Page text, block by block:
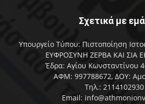
Σχετικά με
Υπουργείο Τύπου: Πιστοποίηση
ΕΥΦΡΟΣΥΝΗ ΖΕΡΒΑ ΚΑΙ ΣΙΑ
Έδρα: Αγίου Κωνσταντίνου
ΑΦΜ: 997788672, ΔΟΥ:
Τηλ.: 2114102930
Email: